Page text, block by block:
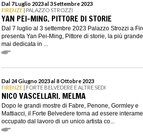
Dal 7 Luglio 2023 al 3 Settembre 2023
FIRENZE | PALAZZO STROZZI
YAN PEI-MING. PITTORE DI STORIE
Dal 7 luglio al 3 settembre 2023 Palazzo Strozzi a
presenta Yan Pei-Ming, Pittore di storie, la più
mai dedicata in ...
Dal 24 Giugno 2023 al 8 Ottobre 2023
FIRENZE | FORTE BELVEDERE E ALTRE SEDI
NICO VASCELLARI. MELMA
Dopo le grandi mostre di Fabre, Penone, Gormley e
Mattiacci, il Forte Belvedere torna ad essere
occupato dal lavoro di un unico artista co...